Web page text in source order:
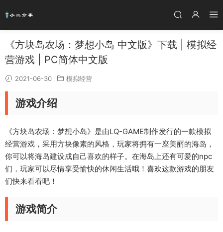
《方块岛农场：梦想小岛 中文版》下载 | 模拟经
营游戏 | PC简体中文版
2021-06-30 模拟经营
游戏介绍
《方块岛农场：梦想小岛》是由LQ-GAME制作发行的一款模拟
经营游戏，采用方块像素的风格，玩家将拥有一座美丽的海岛，
你可以将海岛建设成自己喜欢的样子。在海岛上还有可爱的npc
们，玩家可以尽情享受愉快的休闲生活哦！喜欢这款游戏的朋友
们快来看看吧！
游戏简介